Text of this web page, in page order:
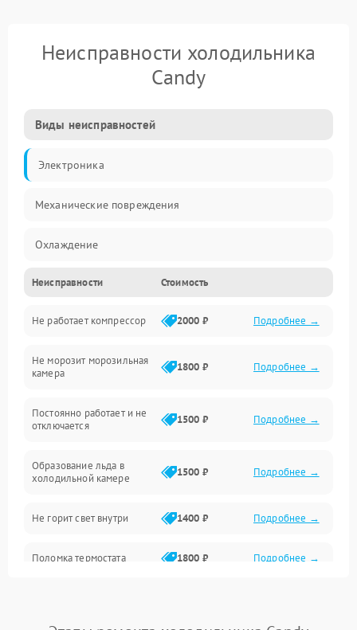
Неисправности холодильника
Candy
Виды неисправностей
Электроника
Механические повреждения
Охлаждение
Механика
Электропитание
Дренаж
Неисправности Стоимость
Не работает компрессор 2000 ₽ Подробнее →
Не морозит морозильная
камера
1800 ₽ Подробнее →
Постоянно работает и не
отключается
1500 ₽ Подробнее →
Образование льда в
холодильной камере
1500 ₽ Подробнее →
Не горит свет внутри 1400 ₽ Подробнее →
Поломка термостата 1800 ₽ Подробнее →